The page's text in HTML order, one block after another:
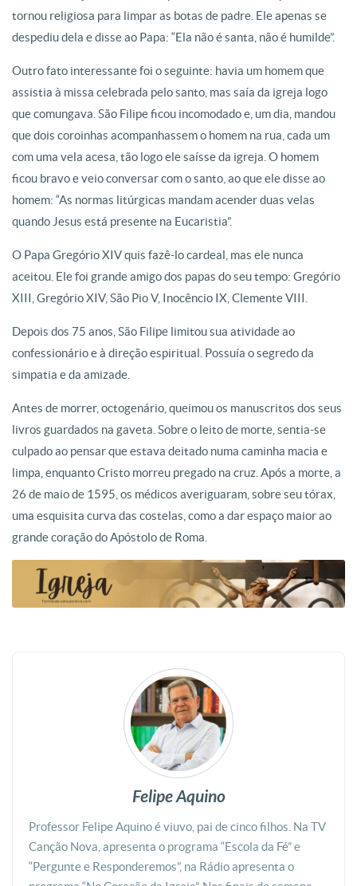
tornou religiosa para limpar as botas de padre. Ele apenas se
despediu dela e disse ao Papa: “Ela não é santa, não é humilde”.
Outro fato interessante foi o seguinte: havia um homem que
assistia à missa celebrada pelo santo, mas saía da igreja logo
que comungava. São Filipe ficou incomodado e, um dia, mandou
que dois coroinhas acompanhassem o homem na rua, cada um
com uma vela acesa, tão logo ele saísse da igreja. O homem
ficou bravo e veio conversar com o santo, ao que ele disse ao
homem: “As normas litúrgicas mandam acender duas velas
quando Jesus está presente na Eucaristia”.
O Papa Gregório XIV quis fazê-lo cardeal, mas ele nunca
aceitou. Ele foi grande amigo dos papas do seu tempo: Gregório
XIII, Gregório XIV, São Pio V, Inocêncio IX, Clemente VIII.
Depois dos 75 anos, São Filipe limitou sua atividade ao
confessionário e à direção espiritual. Possuía o segredo da
simpatia e da amizade.
Antes de morrer, octogenário, queimou os manuscritos dos seus
livros guardados na gaveta. Sobre o leito de morte, sentia-se
culpado ao pensar que estava deitado numa caminha macia e
limpa, enquanto Cristo morreu pregado na cruz. Após a morte, a
26 de maio de 1595, os médicos averiguaram, sobre seu tórax,
uma esquisita curva das costelas, como a dar espaço maior ao
grande coração do Apóstolo de Roma.
Felipe Aquino
Professor Felipe Aquino é viuvo, pai de cinco filhos. Na TV
Canção Nova, apresenta o programa “Escola da Fé” e
“Pergunte e Responderemos”, na Rádio apresenta o